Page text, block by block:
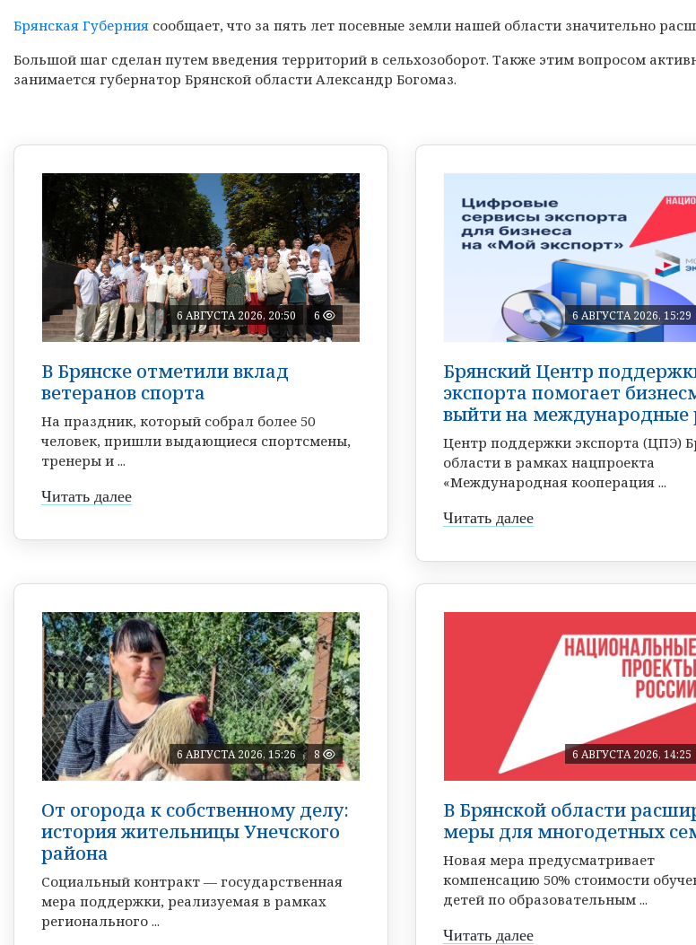
Брянская Губерния сообщает, что за пять лет посевные земли нашей области значительно
Большой шаг сделан путем введения территорий в сельхозоборот. Также этим вопросом
занимается губернатор Брянской области Александр Богомаз.
6 АВГУСТА 2026, 20:50 6
В Брянске отметили вклад
ветеранов спорта
На праздник, который собрал более 50
человек, пришли выдающиеся спортсмены,
тренеры и ...
Читать далее
6 АВГУСТА 2026, 15:29
Брянский Центр
экспорта помогает
выйти на международные
Центр поддержки экспорта (ЦПЭ)
области в рамках нацпроекта
«Международная кооперация ...
Читать далее
6 АВГУСТА 2026, 15:26 8
От огорода к собственному делу:
история жительницы Унечского
района
Социальный контракт — государственная
мера поддержки, реализуемая в рамках
регионального ...
6 АВГУСТА 2026, 14:25
В Брянской области
меры для многодетных
Новая мера предусматривает
компенсацию 50% стоимости
детей по образовательным ...
Читать далее